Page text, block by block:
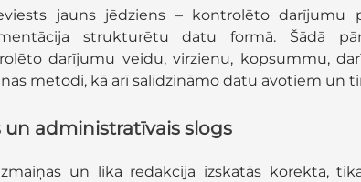
jauns jēdziens – kontrolēto darījumu
strukturētu datu formā. Šādā
darījumu veidu, virzienu, kopsummu,
metodi, kā arī salīdzināmo datu avotiem un
administratīvais slogs
un lika redakcija izskatās korekta,